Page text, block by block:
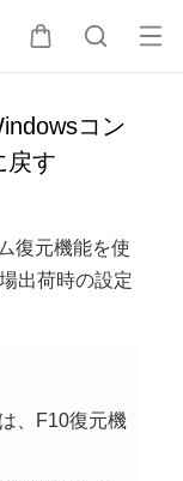
カ
検
オ
コン
戻す
復元機能を使
出荷時の設定
、F10復元機